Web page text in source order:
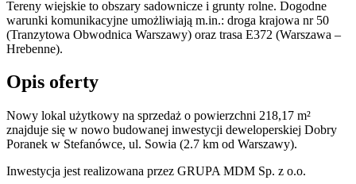
Tereny wiejskie to obszary sadownicze i grunty rolne. Dogodne
warunki komunikacyjne umożliwiają m.in.: droga krajowa nr 50
(Tranzytowa Obwodnica Warszawy) oraz trasa E372 (Warszawa –
Hrebenne).
Opis oferty
Nowy lokal użytkowy na sprzedaż o powierzchni 218,17 m²
znajduje się w nowo budowanej inwestycji deweloperskiej Dobry
Poranek w Stefanówce, ul. Sowia (2.7 km od Warszawy).
Inwestycja jest realizowana przez GRUPA MDM Sp. z o.o.